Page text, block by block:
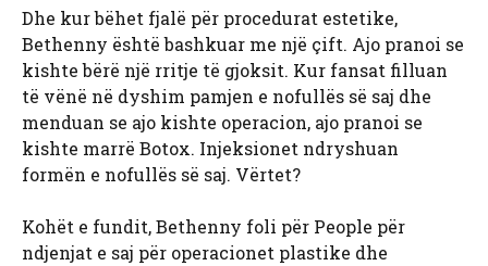
Dhe kur bëhet fjalë për procedurat estetike,
Bethenny është bashkuar me një çift. Ajo pranoi se
kishte bërë një rritje të gjoksit. Kur fansat filluan
të vënë në dyshim pamjen e nofullës së saj dhe
menduan se ajo kishte operacion, ajo pranoi se
kishte marrë Botox. Injeksionet ndryshuan
formën e nofullës së saj. Vërtet?
Kohët e fundit, Bethenny foli për People për
ndjenjat e saj për operacionet plastike dhe